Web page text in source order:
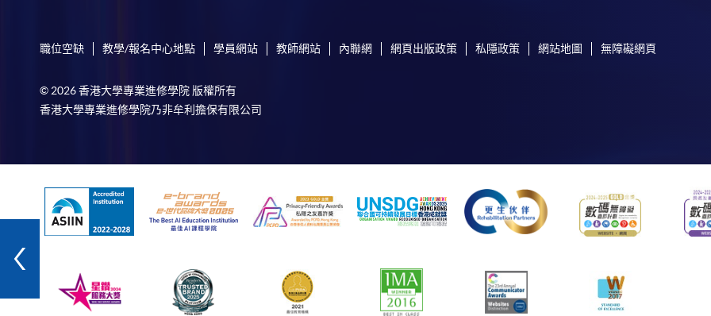
職位空缺 教學/報名中心地點 學員網站 教師網站 內聯網 網頁出版政策 私隱政策 網站地圖 無障礙網頁
© 2026 香港大學專業進修學院 版權所有
香港大學專業進修學院乃非牟利擔保有限公司